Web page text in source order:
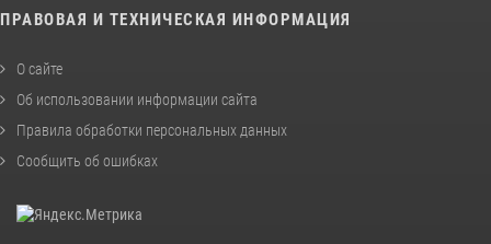
ПРАВОВАЯ И ТЕХНИЧЕСКАЯ ИНФОРМАЦИЯ
О сайте
Об использовании информации сайта
Правила обработки персональных данных
Сообщить об ошибках